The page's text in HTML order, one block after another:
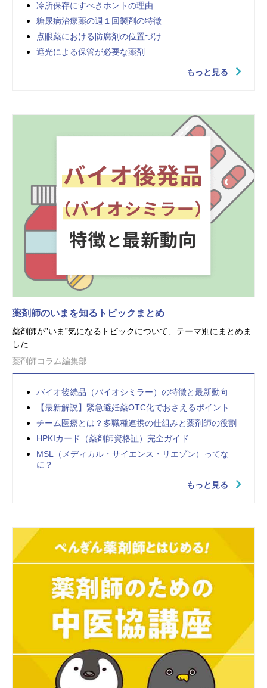
冷所保存にすべきホントの理由
糖尿病治療薬の週１回製剤の特徴
点眼薬における防腐剤の位置づけ
遮光による保管が必要な薬剤
もっと見る
薬剤師のいまを知るトピックまとめ
薬剤師が”いま”気になるトピックについて、テーマ別にまとめま
した
薬剤師コラム編集部
バイオ後続品（バイオシミラー）の特徴と最新動向
【最新解説】緊急避妊薬OTC化でおさえるポイント
チーム医療とは？多職種連携の仕組みと薬剤師の役割
HPKIカード（薬剤師資格証）完全ガイド
MSL（メディカル・サイエンス・リエゾン）ってな
に？
もっと見る